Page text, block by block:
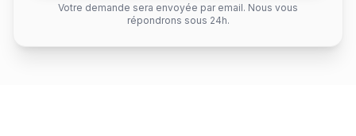
Votre demande sera envoyée par email. Nous vous
répondrons sous 24h.